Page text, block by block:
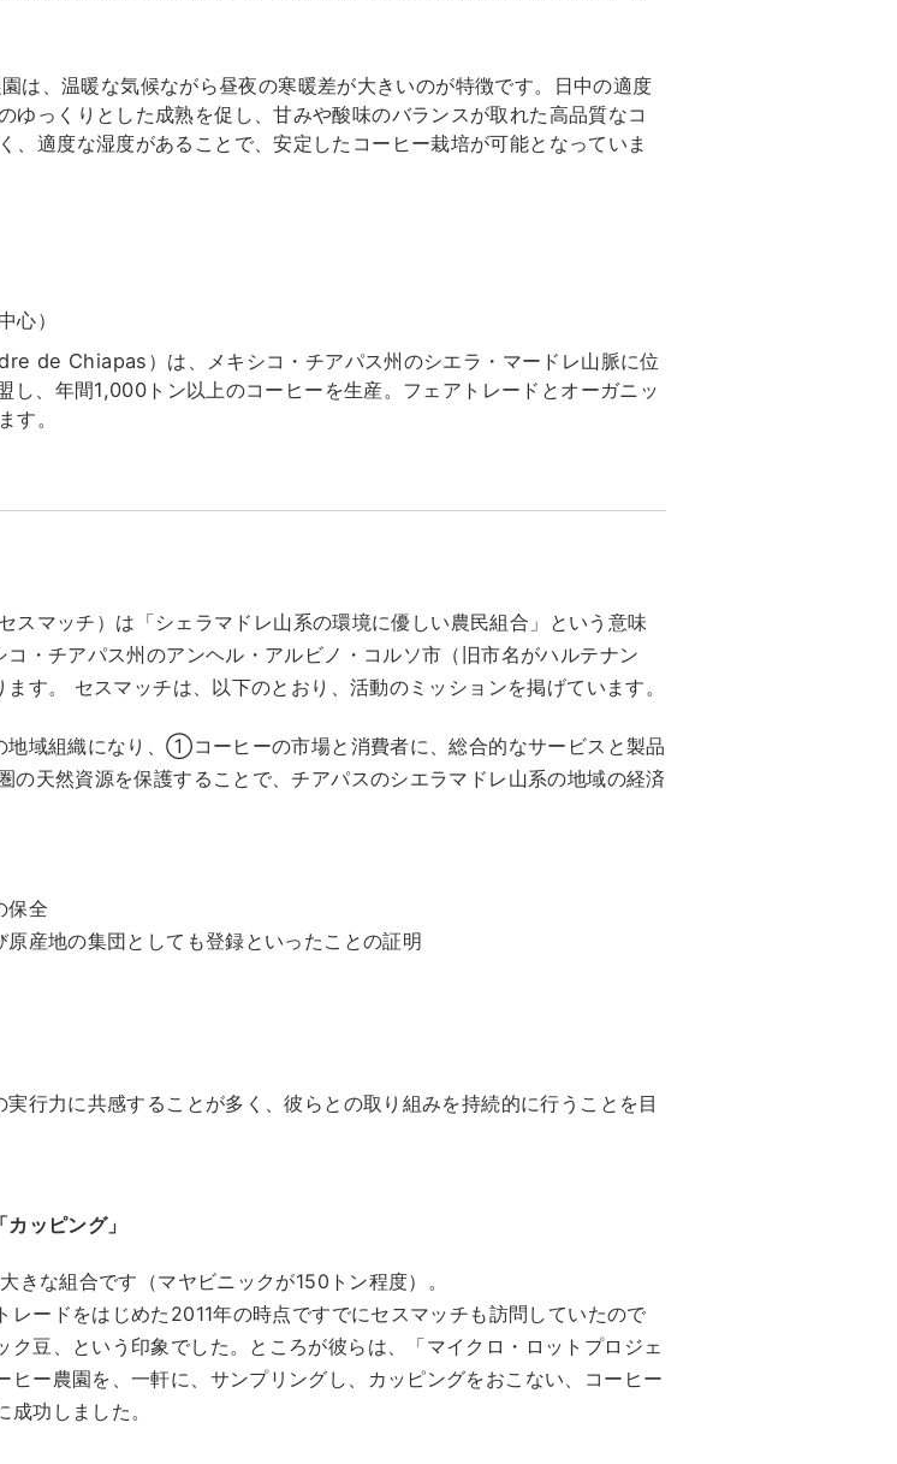
は、温暖な気候ながら昼夜の寒暖差が大きいのが特徴です。日中の適度
ゆっくりとした成熟を促し、甘みや酸味のバランスが取れた高品質なコ
、適度な湿度があることで、安定したコーヒー栽培が可能となっていま
心）
de Chiapas）は、メキシコ・チアパス州のシエラ・マードレ山脈に位
、年間1,000トン以上のコーヒーを生産。フェアトレードとオーガニッ
す。
スマッチ）は「シェラマドレ山系の環境に優しい農民組合」という意味
・チアパス州のアンヘル・アルビノ・コルソ市（旧市名がハルテナン
す。 セスマッチは、以下のとおり、活動のミッションを掲げています。
地域組織になり、①コーヒーの市場と消費者に、総合的なサービスと製品
天然資源を保護することで、チアパスのシエラマドレ山系の地域の経済
保全
産地の集団としても登録といったことの証明
行力に共感することが多く、彼らとの取り組みを持続的に行うことを目
ッピング」
な組合です（マヤビニックが150トン程度）。
ードをはじめた2011年の時点ですでにセスマッチも訪問していたので
豆、という印象でした。ところが彼らは、「マイクロ・ロットプロジェ
ー農園を、一軒に、サンプリングし、カッピングをおこない、コーヒー
功しました。